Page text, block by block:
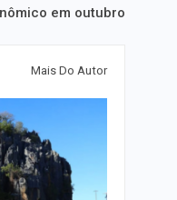
em outubro
Mais Do Autor